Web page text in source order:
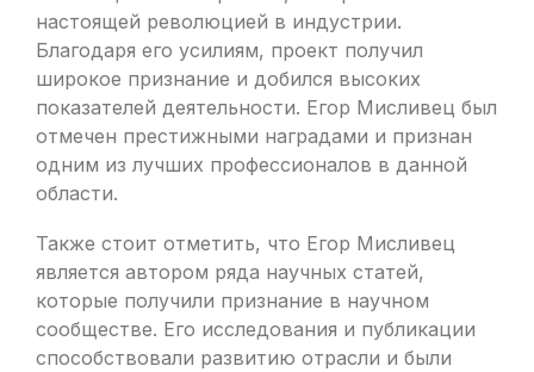
настоящей революцией в индустрии.
Благодаря его усилиям, проект получил
широкое признание и добился высоких
показателей деятельности. Егор Мисливец был
отмечен престижными наградами и признан
одним из лучших профессионалов в данной
области.
Также стоит отметить, что Егор Мисливец
является автором ряда научных статей,
которые получили признание в научном
сообществе. Его исследования и публикации
способствовали развитию отрасли и были